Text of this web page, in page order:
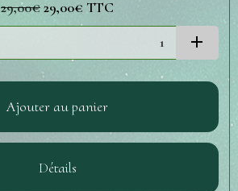
29,00€29,00€ TTC
Ajouter au panier
Détails